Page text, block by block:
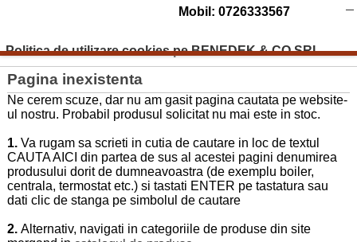
Mobil: 0726333567
Politica de utilizare cookies pe BENEDEK & CO SRL
Pagina inexistenta
Ne cerem scuze, dar nu am gasit pagina cautata pe website-
ul nostru. Probabil produsul solicitat nu mai este in stoc.
1. Va rugam sa scrieti in cutia de cautare in loc de textul
CAUTA AICI din partea de sus al acestei pagini denumirea
produsului dorit de dumneavoastra (de exemplu boiler,
centrala, termostat etc.) si tastati ENTER pe tastatura sau
dati clic de stanga pe simbolul de cautare
2. Alternativ, navigati in categoriile de produse din site